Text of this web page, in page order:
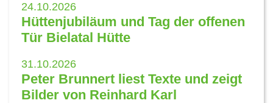
24.10.2026
Hüttenjubiläum und Tag der offenen
Tür Bielatal Hütte
31.10.2026
Peter Brunnert liest Texte und zeigt
Bilder von Reinhard Karl